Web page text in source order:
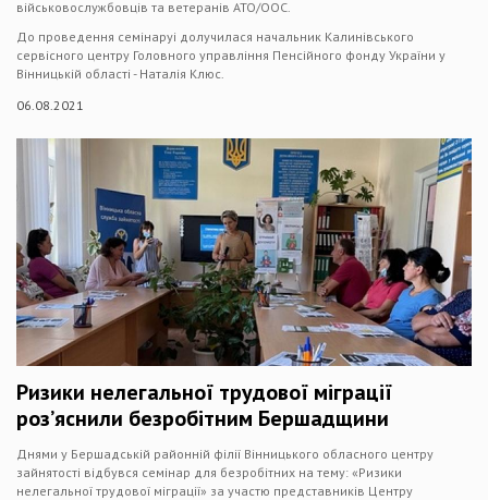
військовослужбовців та ветеранів АТО/ООС.
До проведення семінаруі долучилася начальник Калинівського
сервісного центру Головного управління Пенсійного фонду України у
Вінницькій області - Наталія Клюс.
06.08.2021
Ризики нелегальної трудової міграції
роз’яснили безробітним Бершадщини
Днями у Бершадській районній філії Вінницького обласного центру
зайнятості відбувся семінар для безробітних на тему: «Ризики
нелегальної трудової міграції» за участю представників Центру